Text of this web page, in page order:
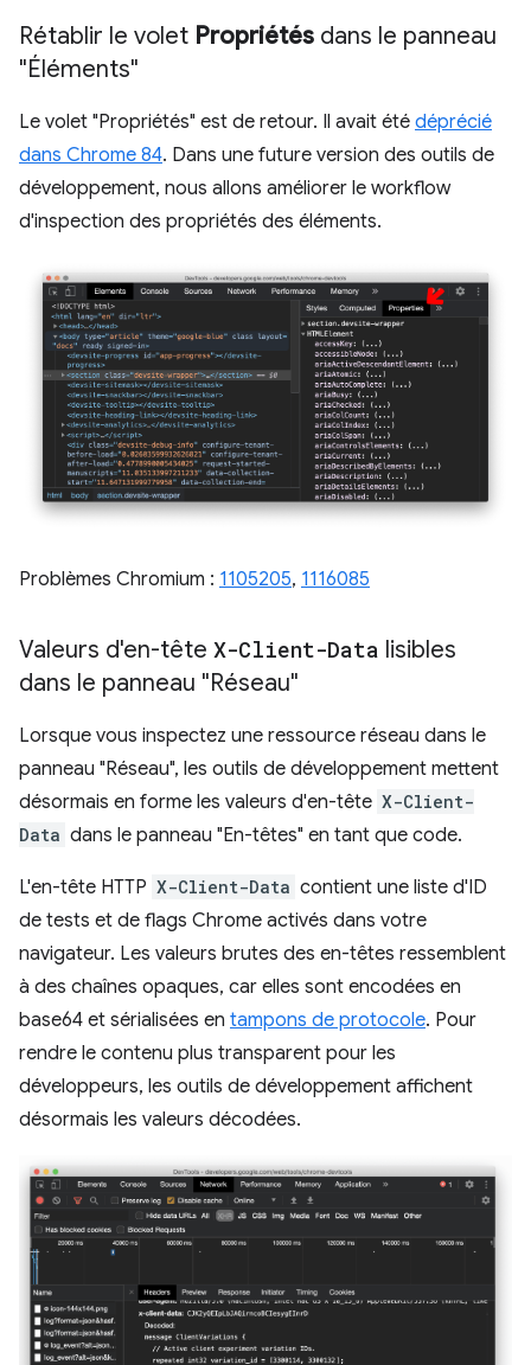
Rétablir le volet Propriétés dans le panneau
"Éléments"
Le volet "Propriétés" est de retour. Il avait été déprécié
dans Chrome 84. Dans une future version des outils de
développement, nous allons améliorer le workflow
d'inspection des propriétés des éléments.
Problèmes Chromium : 1105205, 1116085
Valeurs d'en-tête X-Client-Data lisibles
dans le panneau "Réseau"
Lorsque vous inspectez une ressource réseau dans le
panneau "Réseau", les outils de développement mettent
désormais en forme les valeurs d'en-tête X-Client-
Data dans le panneau "En-têtes" en tant que code.
L'en-tête HTTP X-Client-Data contient une liste d'ID
de tests et de flags Chrome activés dans votre
navigateur. Les valeurs brutes des en-têtes ressemblent
à des chaînes opaques, car elles sont encodées en
base64 et sérialisées en tampons de protocole. Pour
rendre le contenu plus transparent pour les
développeurs, les outils de développement affichent
désormais les valeurs décodées.